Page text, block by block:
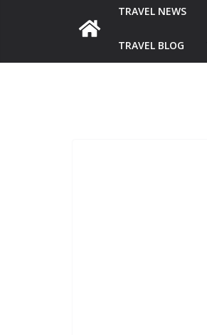
TRAVEL NEWS
TRAVEL BLOG